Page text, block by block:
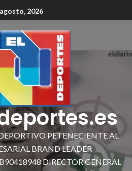
2026
PETENECIENTE AL
BRAND LEADER
DIRECTOR GENERAL